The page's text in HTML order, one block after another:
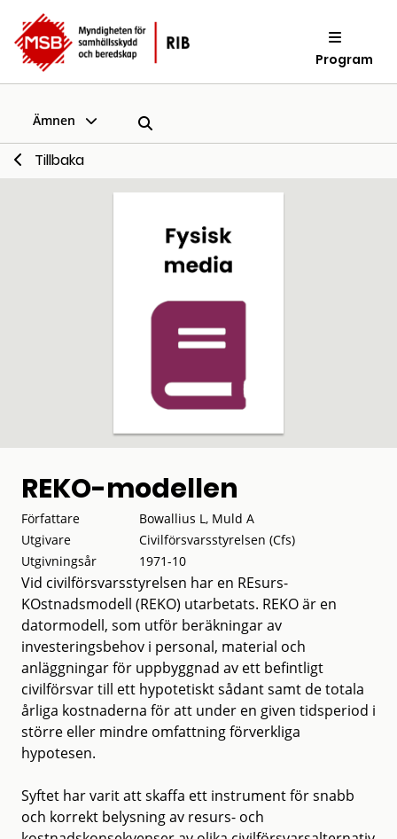
Program
Ämnen
Tillbaka
REKO-modellen
Författare
Bowallius L, Muld A
Utgivare
Civilförsvarsstyrelsen (Cfs)
Utgivningsår
1971-10
Vid civilförsvarsstyrelsen har en REsurs-
KOstnadsmodell (REKO) utarbetats. REKO är en
datormodell, som utför beräkningar av
investeringsbehov i personal, material och
anläggningar för uppbyggnad av ett befintligt
civilförsvar till ett hypotetiskt sådant samt de totala
årliga kostnaderna för att under en given tidsperiod i
större eller mindre omfattning förverkliga
hypotesen.
Syftet har varit att skaffa ett instrument för snabb
och korrekt belysning av resurs- och